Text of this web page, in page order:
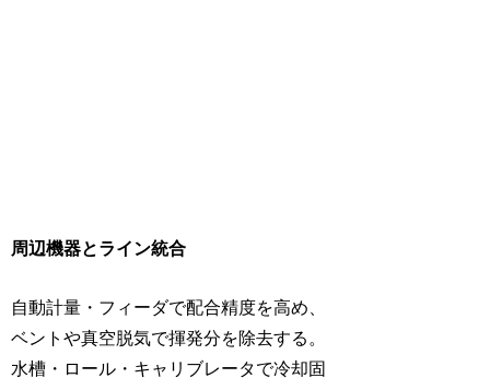
周辺機器とライン統合
自動計量・フィーダで配合精度を高め、
ベントや真空脱気で揮発分を除去する。
水槽・ロール・キャリブレータで冷却固